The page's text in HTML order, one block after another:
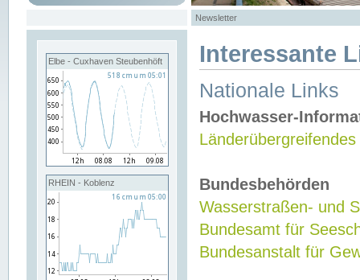
Newsletter
Elbe - Cuxhaven Steubenhöft
RHEIN - Koblenz
Interessante
Nationale Links
Hochwasser-
Bundesbehörden
Wasserstraßen- und
Bundesamt für
Bundesanstalt für